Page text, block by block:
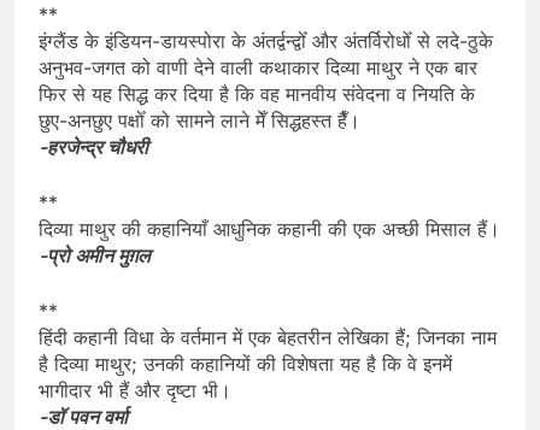
**
इंग्लैंड के इंडियन-डायस्पोरा के अंतर्द्वन्द्वोँ और अंतर्विरोधोँ से लदे-ठुके
अनुभव-जगत को वाणी देने वाली कथाकार दिव्या माथुर ने एक बार
फिर से यह सिद्ध कर दिया है कि वह मानवीय संवेदना व नियति के
छुए-अनछुए पक्षोँ को सामने लाने मेँ सिद्धहस्त हैँ।
-हरजेन्द्र चौधरी
**
दिव्या माथुर की कहानियाँ आधुनिक कहानी की एक अच्छी मिसाल हैं।
-प्रो अमीन मुग़ल
**
हिंदी कहानी विधा के वर्तमान में एक बेहतरीन लेखिका हैं; जिनका नाम
है दिव्या माथुर; उनकी कहानियों की विशेषता यह है कि वे इनमें
भागीदार भी हैं और दृष्टा भी।
-डॉ पवन वर्मा